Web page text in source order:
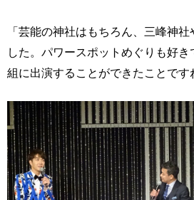
「芸能の神社はもちろん、三峰神
した。パワースポットめぐりも好
組に出演することができたことです